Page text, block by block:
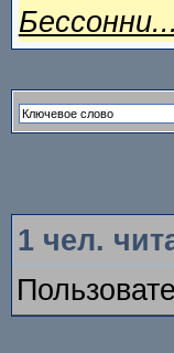
Бессонни...
1чел.